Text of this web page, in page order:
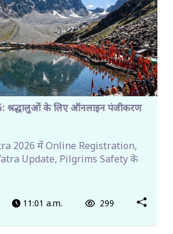
श्रद्धालुओं के लिए ऑनलाइन पंजीकरण
2026 में Online Registration,
Update, Pilgrims Safety के
11:01 a.m. 299